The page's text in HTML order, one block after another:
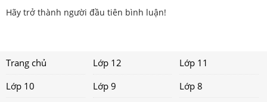
Hãy trở thành người đầu tiên bình luận!
Trang chủ Lớp 12
Lớp 11
Lớp 10
Lớp 9
Lớp 8